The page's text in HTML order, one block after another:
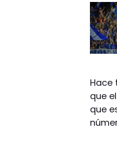
Hace
que
que